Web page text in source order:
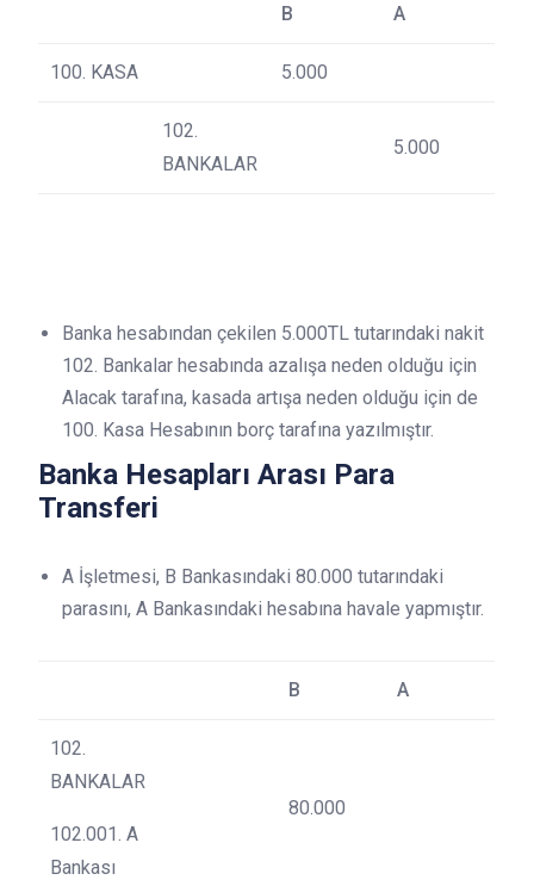
B A
100. KASA 5.000
102.
BANKALAR
5.000
Banka hesabından çekilen 5.000TL tutarındaki nakit
102. Bankalar hesabında azalışa neden olduğu için
Alacak tarafına, kasada artışa neden olduğu için de
100. Kasa Hesabının borç tarafına yazılmıştır.
Banka Hesapları Arası Para
Transferi
A İşletmesi, B Bankasındaki 80.000 tutarındaki
parasını, A Bankasındaki hesabına havale yapmıştır.
B A
102.
BANKALAR
102.001. A
Bankası
80.000